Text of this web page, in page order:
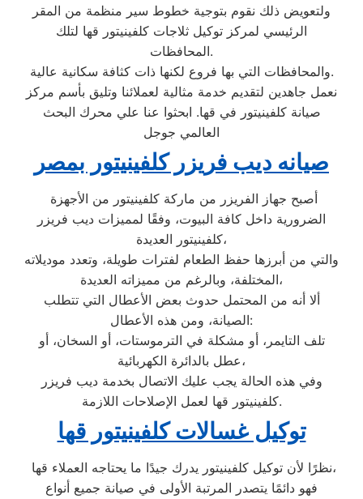
ولتعويض ذلك نقوم بتوجية خطوط سير منظمة من المقر
الرئيسي لمركز توكيل ثلاجات كلفينيتور قها لتلك
المحافظات.
والمحافظات التي بها فروع لكنها ذات كثافة سكانية عالية.
نعمل جاهدين لتقديم خدمة مثالية لعملائنا وتليق بأسم مركز
صيانة كلفينيتور في قها. ابحثوا عنا علي محرك البحث
العالمي جوجل
صيانه ديب فريزر كلفينيتور بمصر
الضرورية داخل كافة البيوت، وفقًا لمميزات ديب فريزر
كلفينيتور العديدة،
والتي من أبرزها حفظ الطعام لفترات طويلة، وتعدد موديلاته
المختلفة، وبالرغم من مميزاته العديدة،
ألا أنه من المحتمل حدوث بعض الأعطال التي تتطلب
الصيانة، ومن هذه الأعطال:
تلف التايمر، أو مشكلة في الترموستات، أو السخان، أو
عطل بالدائرة الكهربائية،
وفي هذه الحالة يجب عليك الاتصال بخدمة ديب فريزر
كلفينيتور قها لعمل الإصلاحات اللازمة.
توكيل غسالات كلفينيتور قها
نظرًا لأن توكيل كلفينيتور يدرك جيدًا ما يحتاجه العملاء قها،
فهو دائمًا يتصدر المرتبة الأولى في صيانة جميع أنواع